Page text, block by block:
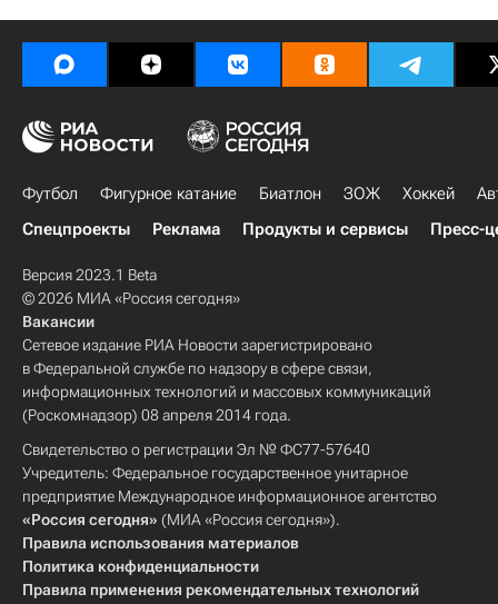
Футбол Фигурное катание Биатлон ЗОЖ Хоккей
Спецпроекты
Реклама Продукты и сервисы Пресс-
Версия 2023.1 Beta
© 2026 МИА «Россия сегодня»
Вакансии
Сетевое издание РИА Новости зарегистрировано
в Федеральной службе по надзору в сфере связи,
информационных технологий и массовых коммуникаций
(Роскомнадзор) 08 апреля 2014 года.
Свидетельство о регистрации Эл № ФС77-57640
Учредитель: Федеральное государственное унитарное
предприятие Международное информационное агентство
«Россия сегодня» (МИА «Россия сегодня»).
Правила использования материалов
Политика конфиденциальности
Правила применения рекомендательных технологий